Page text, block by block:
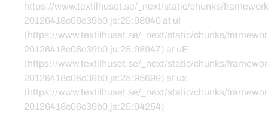
https://www.textilhuset.se/_next/static/chunks/
20126418c06c39b0.js:25:98940 at uI
(https://www.textilhuset.se/_next/static/chunks/
20126418c06c39b0.js:25:98947) at uE
(https://www.textilhuset.se/_next/static/chunks/
20126418c06c39b0.js:25:95699) at ux
(https://www.textilhuset.se/_next/static/chunks/
20126418c06c39b0.js:25:94254)